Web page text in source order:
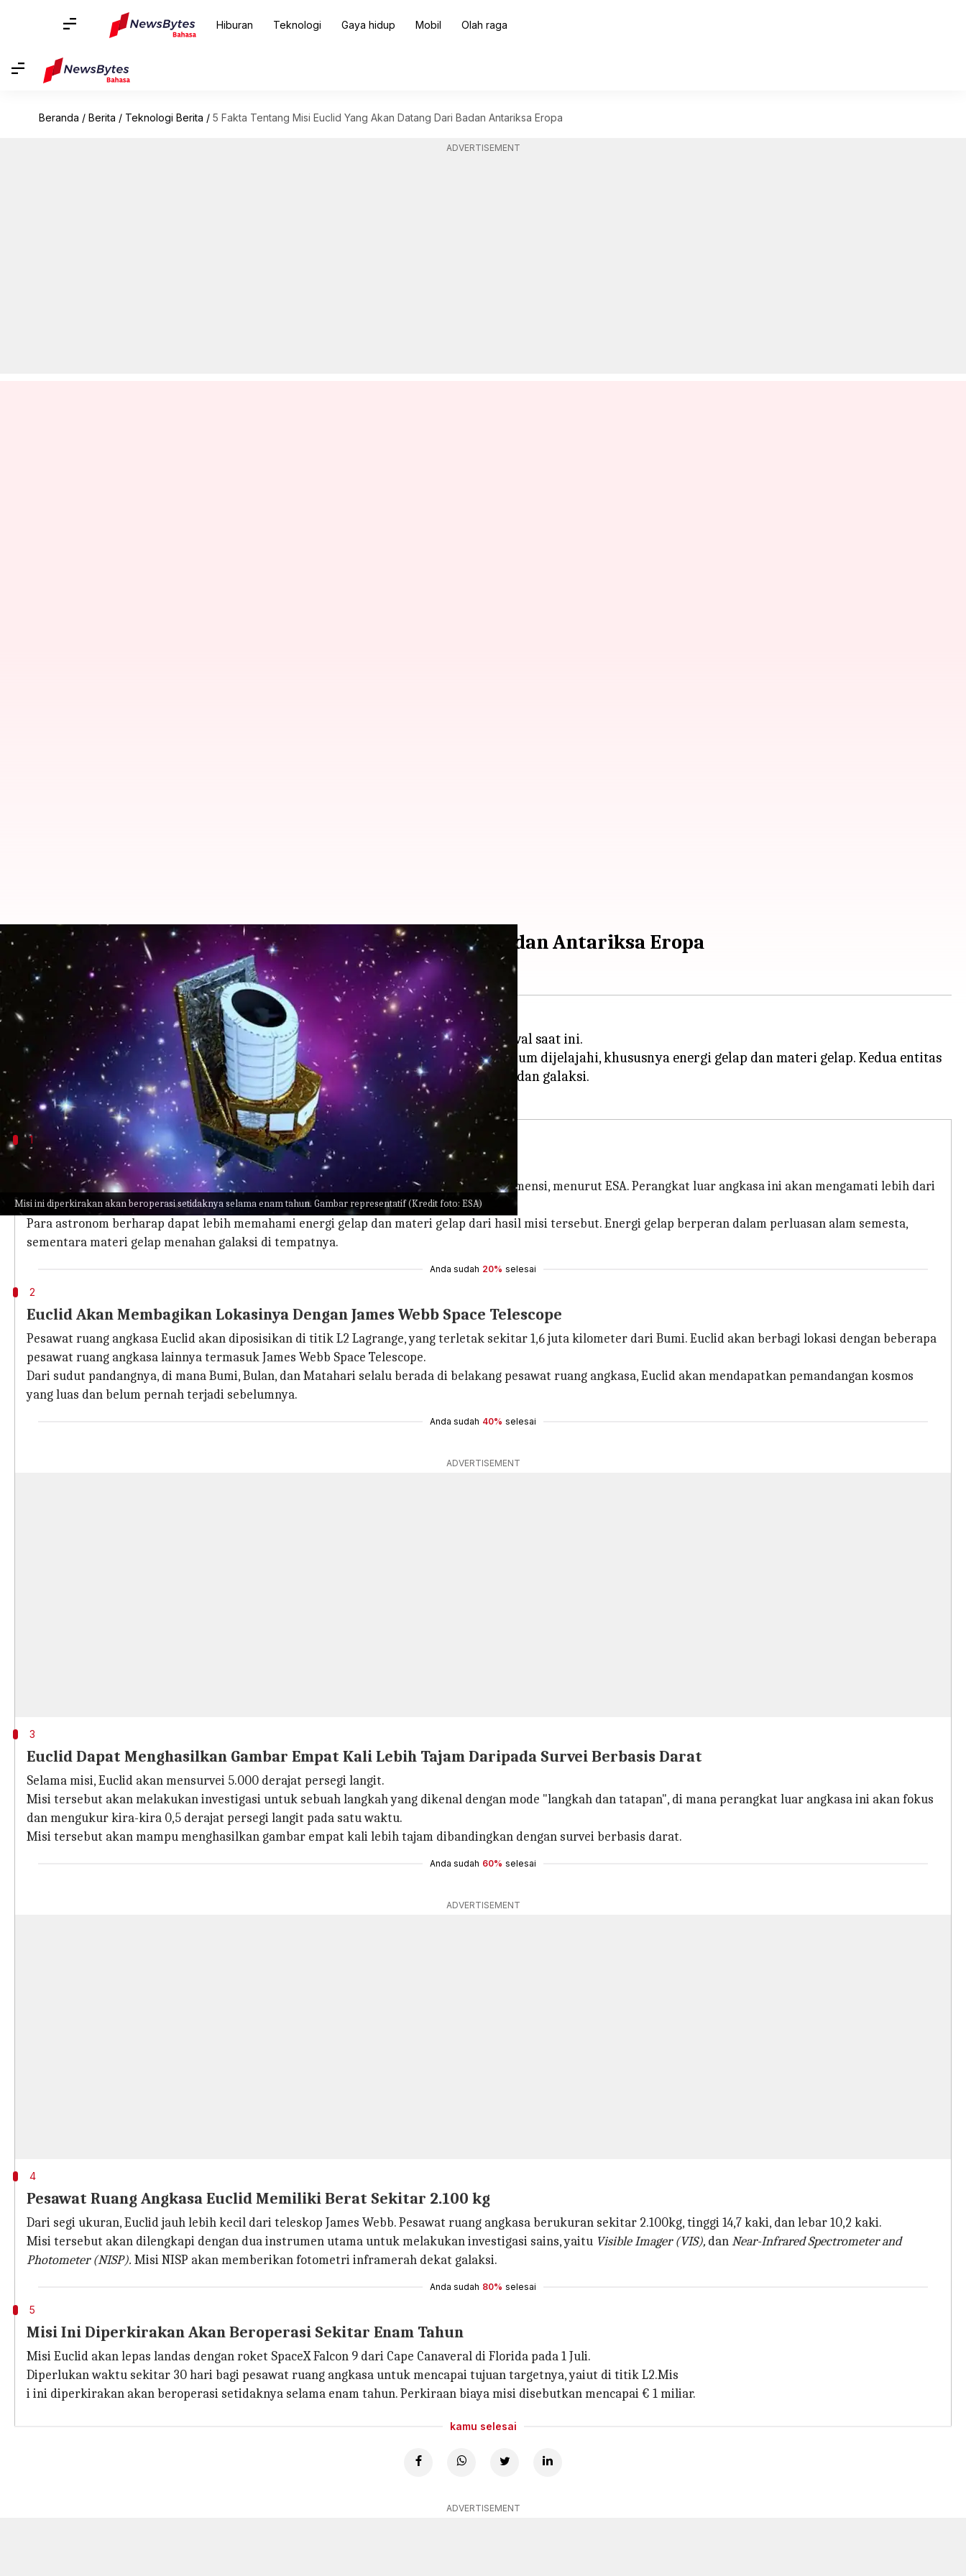
Hiburan Teknologi Gaya hidup Mobil Olah raga
Beranda / Berita / Teknologi Berita / 5 Fakta Tentang Misi Euclid Yang Akan Datang Dari Badan Antariksa Eropa
ADVERTISEMENT
Misi ini diperkirakan akan beroperasi setidaknya selama enam tahun. Gambar representatif (Kredit foto: ESA)
5 Fakta Tentang Misi Euclid Yang Akan Datang Dari Badan Antariksa Eropa
menulis Handoko Jun 22, 2023 12:17 pm
Apa ceritanya
Badan Antariksa Eropa(ESA)akan meluncurkan misi Euclid pada 1 Juli, sesuai jadwal saat ini.
Teleskop luar angkasa akan memberikan wawasan tentang bagian kosmos yang belum dijelajahi, khususnya energi gelap dan materi gelap. Kedua entitas
ini tidak terlihat dan telah dipelajari berdasarkan pengaruhnya terhadap bintang dan galaksi.
1
Euclid Akan Melakukan Pengamatan Di Sepertiga Langit
Euclid akan membuat peta alam semesta terbesar dan paling akurat dalam bentuk 3 Dimensi, menurut ESA. Perangkat luar angkasa ini akan mengamati lebih dari
sepertiga langit, melihat ke dalam 10 miliar tahun terakhir sejarah kosmik.
Para astronom berharap dapat lebih memahami energi gelap dan materi gelap dari hasil misi tersebut. Energi gelap berperan dalam perluasan alam semesta,
sementara materi gelap menahan galaksi di tempatnya.
Anda sudah 20% selesai
2
Euclid Akan Membagikan Lokasinya Dengan James Webb Space Telescope
Pesawat ruang angkasa Euclid akan diposisikan di titik L2 Lagrange, yang terletak sekitar 1,6 juta kilometer dari Bumi. Euclid akan berbagi lokasi dengan beberapa
pesawat ruang angkasa lainnya termasuk James Webb Space Telescope.
Dari sudut pandangnya, di mana Bumi, Bulan, dan Matahari selalu berada di belakang pesawat ruang angkasa, Euclid akan mendapatkan pemandangan kosmos
yang luas dan belum pernah terjadi sebelumnya.
Anda sudah 40% selesai
ADVERTISEMENT
3
Euclid Dapat Menghasilkan Gambar Empat Kali Lebih Tajam Daripada Survei Berbasis Darat
Selama misi, Euclid akan mensurvei 5.000 derajat persegi langit.
Misi tersebut akan melakukan investigasi untuk sebuah langkah yang dikenal dengan mode "langkah dan tatapan", di mana perangkat luar angkasa ini akan fokus
dan mengukur kira-kira 0,5 derajat persegi langit pada satu waktu.
Misi tersebut akan mampu menghasilkan gambar empat kali lebih tajam dibandingkan dengan survei berbasis darat.
Anda sudah 60% selesai
ADVERTISEMENT
4
Pesawat Ruang Angkasa Euclid Memiliki Berat Sekitar 2.100 kg
Dari segi ukuran, Euclid jauh lebih kecil dari teleskop James Webb. Pesawat ruang angkasa berukuran sekitar 2.100kg, tinggi 14,7 kaki, dan lebar 10,2 kaki.
Misi tersebut akan dilengkapi dengan dua instrumen utama untuk melakukan investigasi sains, yaitu Visible Imager (VIS), danNear-Infrared Spectrometer and
Photometer (NISP). Misi NISP akan memberikan fotometri inframerah dekat galaksi.
Anda sudah 80% selesai
5
Misi Ini Diperkirakan Akan Beroperasi Sekitar Enam Tahun
Misi Euclid akan lepas landas dengan roket SpaceX Falcon 9 dari Cape Canaveral di Florida pada 1 Juli.
Diperlukan waktu sekitar 30 hari bagi pesawat ruang angkasa untuk mencapai tujuan targetnya, yaiut di titik L2.Mis
i ini diperkirakan akan beroperasi setidaknya selama enam tahun. Perkiraan biaya misi disebutkan mencapai € 1 miliar.
kamu selesai
ADVERTISEMENT